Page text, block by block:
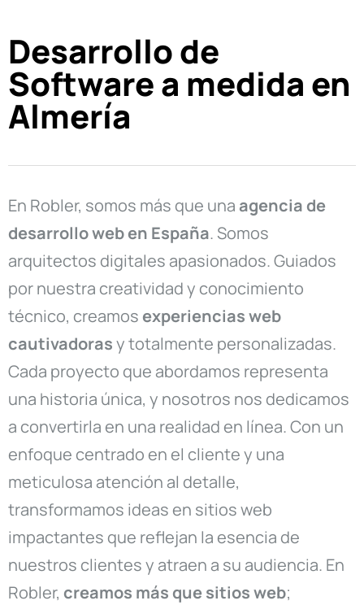
Desarrollo de
Software a medida en
Almería
En Robler, somos más que una agencia de
desarrollo web en España. Somos
arquitectos digitales apasionados. Guiados
por nuestra creatividad y conocimiento
técnico, creamos experiencias web
cautivadorasy totalmente personalizadas.
Cada proyecto que abordamos representa
una historia única, y nosotros nos dedicamos
a convertirla en una realidad en línea. Con un
enfoque centrado en el cliente y una
meticulosa atención al detalle,
transformamos ideas en sitios web
impactantes que reflejan la esencia de
nuestros clientes y atraen a su audiencia. En
Robler, creamos más que sitios web;